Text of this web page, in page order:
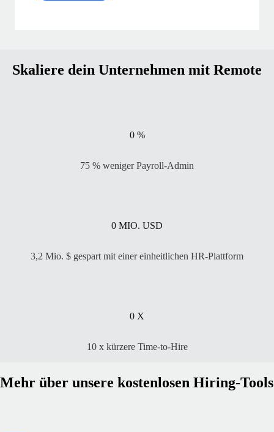
Skaliere dein Unternehmen mit Remote
0%
75 % weniger Payroll-Admin
0 MIO. USD
3,2 Mio. $ gespart mit einer einheitlichen HR-Plattform
0 X
10 x kürzere Time-to-Hire
Mehr über unsere kostenlosen Hiring-Tools